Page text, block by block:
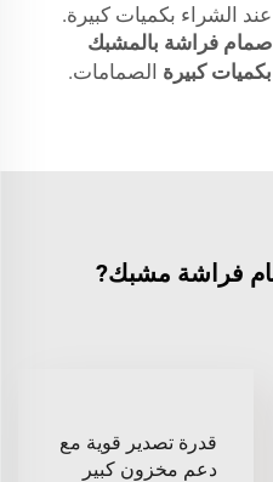
عند الشراء بكميات كبيرة.
صمام فراشة بالمشبك
بكميات كبيرة الصمامات.
قدرة تصدير قوية مع
دعم مخزون كبير